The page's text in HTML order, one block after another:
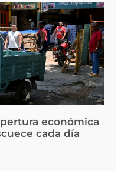
económica
cada día